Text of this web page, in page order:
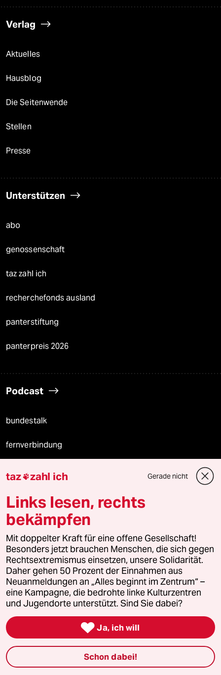
Verlag
Aktuelles
Hausblog
Die Seitenwende
Stellen
Presse
Unterstützen
abo
genossenschaft
taz zahl ich
recherchefonds ausland
panterstiftung
panterpreis 2026
Podcast
bundestalk
fernverbindung
Freie Rede
reingehen
Newsletter
team zukunft
taz frisch
taz zahl ich
taz zahl ich Gerade nicht
Links lesen, rechts
bekämpfen
Mit doppelter Kraft für eine offene Gesellschaft!
Besonders jetzt brauchen Menschen, die sich gegen
Rechtsextremismus einsetzen, unsere Solidarität.
Daher gehen 50 Prozent der Einnahmen aus
Neuanmeldungen an „Alles beginnt im Zentrum“ –
eine Kampagne, die bedrohte linke Kulturzentren
und Jugendorte unterstützt. Sind Sie dabei?
 Ja, ich will
Schon dabei!